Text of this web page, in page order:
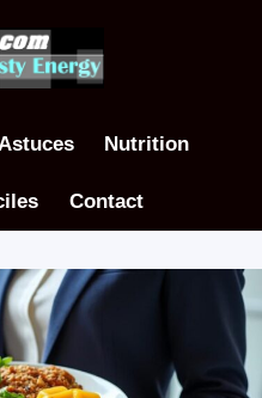
Nutrition
Contact